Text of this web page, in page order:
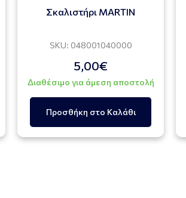
Σκαλιστήρι MARTIN
SKU: 048001040000
5,00€
Διαθέσιμο για άμεση αποστολή
Προσθήκη στο Καλάθι